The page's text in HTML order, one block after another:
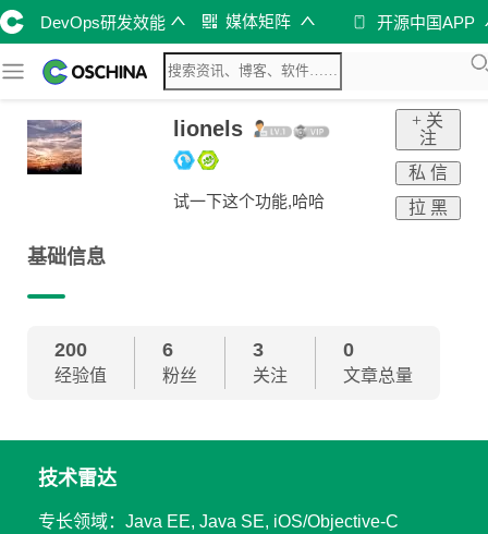
DevOps研发效能 媒体矩阵 开源中国APP
lionels
试一下这个功能,哈哈
+ 关
注
私 信
拉 黑
基础信息
200
经验值
6
粉丝
3
关注
0
文章总量
技术雷达
专长领域：Java EE, Java SE, iOS/Objective-C